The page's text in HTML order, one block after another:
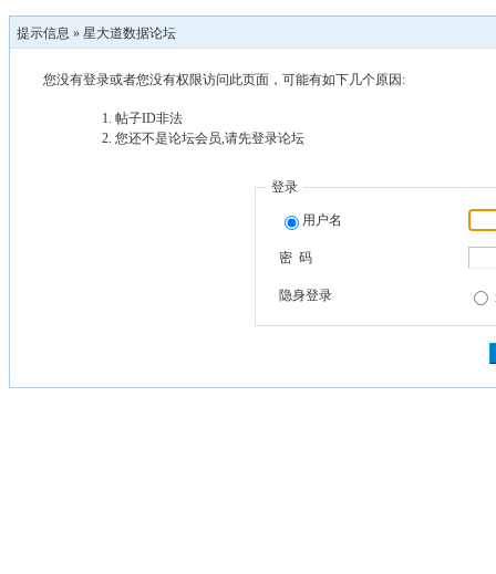
提示信息 » 星大道数据论坛
您没有登录或者您没有权限访问此页面，可能有如下几个原因:
帖子ID非法
您还不是论坛会员,请先登录论坛
登录
用户名
密 码
隐身登录